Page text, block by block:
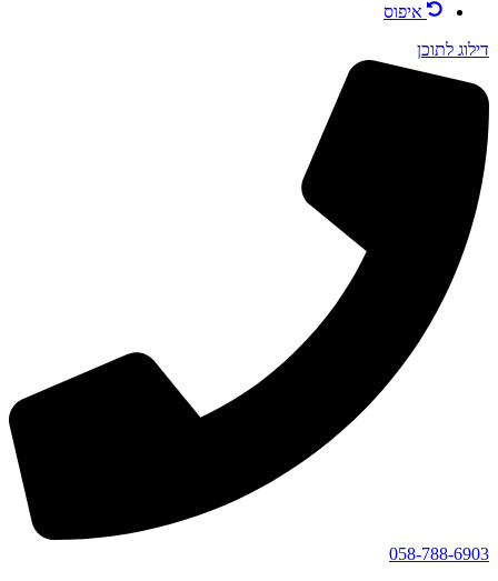
איפוס
דילוג לתוכן
058-788-6903